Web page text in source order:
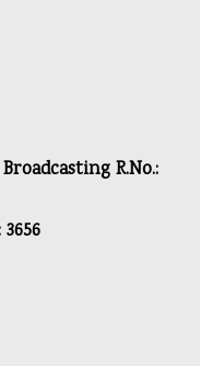
R.No.: